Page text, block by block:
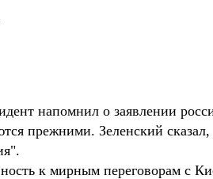
напомнил о заявлении
прежними. Зеленский
к мирным переговорам с